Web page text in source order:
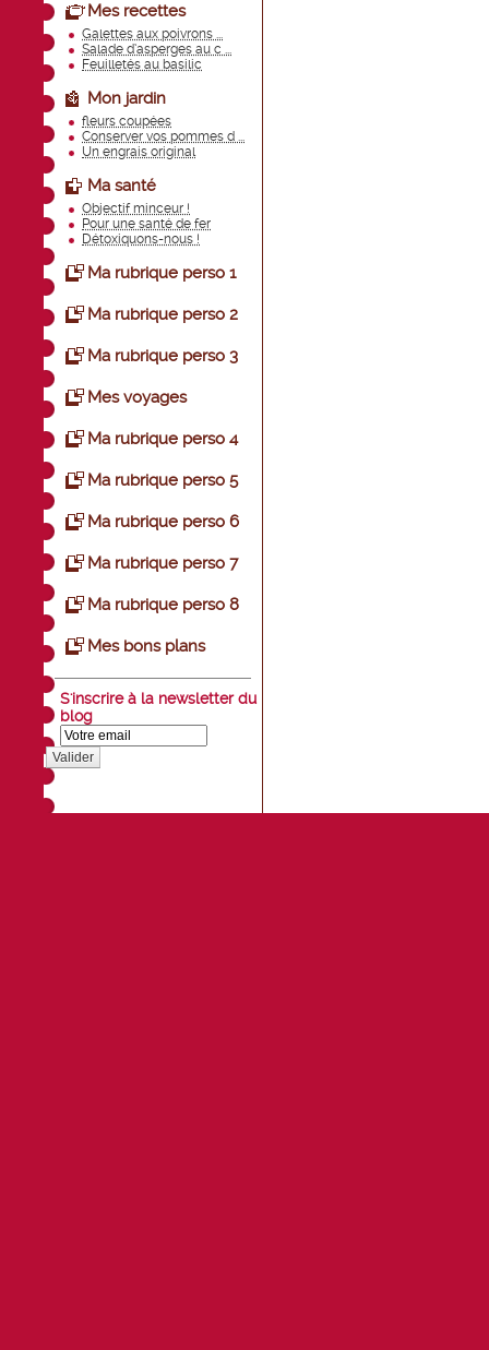
Mes recettes
Galettes aux poivrons ...
Salade d’asperges au c ...
Feuilletés au basilic
Mon jardin
fleurs coupées
Conserver vos pommes d ...
Un engrais original
Ma santé
Objectif minceur !
Pour une santé de fer
Détoxiquons-nous !
Ma rubrique perso 1
Ma rubrique perso 2
Ma rubrique perso 3
Mes voyages
Ma rubrique perso 4
Ma rubrique perso 5
Ma rubrique perso 6
Ma rubrique perso 7
Ma rubrique perso 8
Mes bons plans
S'inscrire à la newsletter du
blog
Valider